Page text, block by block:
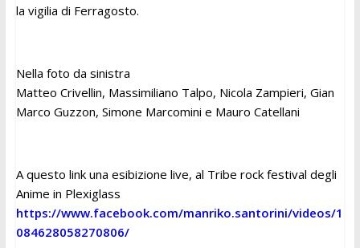
la vigilia di Ferragosto.
Nella foto da sinistra
Matteo Crivellin, Massimiliano Talpo, Nicola Zampieri, Gian
Marco Guzzon, Simone Marcomini e Mauro Catellani
A questo link una esibizione live, al Tribe rock festival degli
Anime in Plexiglass
https://www.facebook.com/manriko.santorini/videos/1
084628058270806/